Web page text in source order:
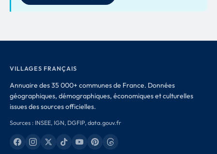
VILLAGES FRANÇAIS
Annuaire des 35 000+ communes de France. Données
géographiques, démographiques, économiques et culturelles
issues des sources officielles.
Sources : INSEE, IGN, DGFIP, data.gouv.fr